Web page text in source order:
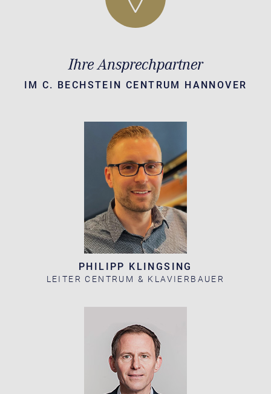
Ihre Ansprechpartner
IM C. BECHSTEIN CENTRUM HANNOVER
PHILIPP KLINGSING
LEITER CENTRUM & KLAVIERBAUER